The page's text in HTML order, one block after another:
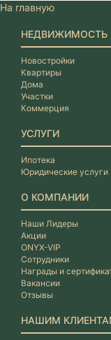
На главную
НЕДВИЖИМОСТЬ
Новостройки
Квартиры
Дома
Участки
Коммерция
УСЛУГИ
Ипотека
Юридические услуги
О КОМПАНИИ
Наши Лидеры
Акции
ONYX-VIP
Сотрудники
Награды и
Вакансии
Отзывы
НАШИМ